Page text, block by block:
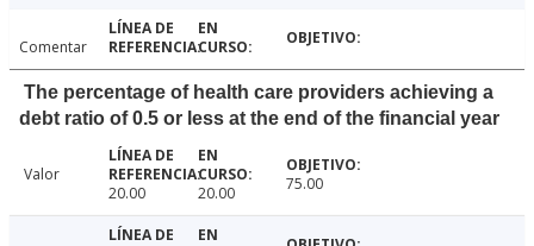
Comentar
The percentage of health care providers achieving a
debt ratio of 0.5 or less at the end of the financial year
Valor
20.00
20.00 75.00